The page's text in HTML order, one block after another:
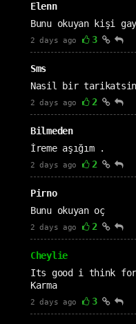
Elenn
Bunu okuyan kişi
2 days ago 3
Sms
Nasil bir
2 days ago 2
Bilmeden
İreme aşığım .
2 days ago 2
Pirno
Bunu okuyan oç
2 days ago 2
Cheylie
Its good i think for
Karma
2 days ago 3